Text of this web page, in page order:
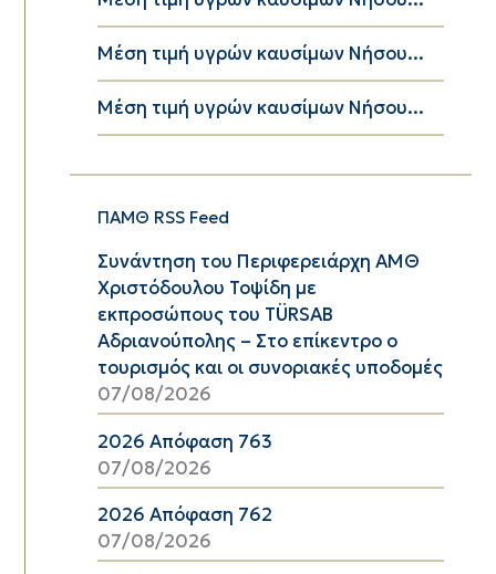
Μέση τιμή υγρών καυσίμων Νήσου...
Μέση τιμή υγρών καυσίμων Νήσου...
ΠΑΜΘ RSS Feed
Συνάντηση του Περιφερειάρχη ΑΜΘ
Χριστόδουλου Τοψίδη με
εκπροσώπους του TÜRSAB
Αδριανούπολης – Στο επίκεντρο ο
τουρισμός και οι συνοριακές υποδομές
07/08/2026
2026 Απόφαση 763
07/08/2026
2026 Απόφαση 762
07/08/2026